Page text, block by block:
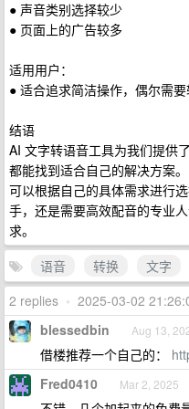
● 声音类别选择较少
● 页面上的广告较多
适用用户：
● 适合追求简洁操作，偶尔需要
结语
AI 文字转语音工具为我们提供
都能找到适合自己的解决方案
可以根据自己的具体需求进行
手，还是需要高效配音的专业
求。
语音
转换 文字
2 replies • 2025-03-02
blessedbin Aug 13,
借楼推荐一个自己的：
Fred0410 Mar 2, 2025